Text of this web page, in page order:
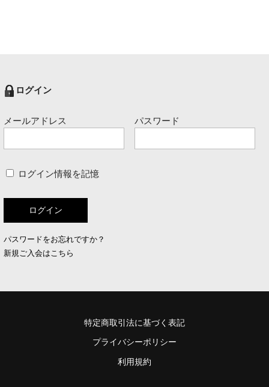
ログイン
メールアドレス パスワード
ログイン情報を記憶
パスワードをお忘れですか？
新規ご入会はこちら
特定商取引法に基づく表記
プライバシーポリシー
利用規約